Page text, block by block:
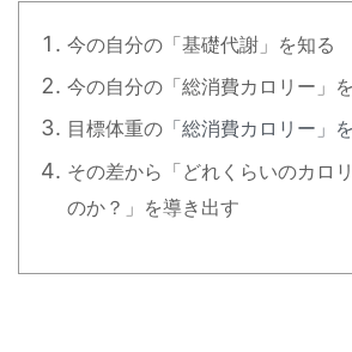
今の自分の「基礎代謝」を知る
今の自分の「総消費カロリー」
目標体重の 「総消費カロリー」
その差から「どれくらいのカロ
のか？」を導き出す